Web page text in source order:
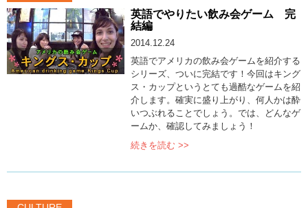
英語でやりたい飲み会ゲーム 完
結編
2014.12.24
英語でアメリカの飲み会ゲームを紹介する
シリーズ、ついに完結です！今回はキング
ス・カップというとても過酷なゲームを紹
介します。確実に盛り上がり、何人かは酔
いつぶれることでしょう。では、どんなゲ
ームか、確認してみましょう！
続きを読む >>